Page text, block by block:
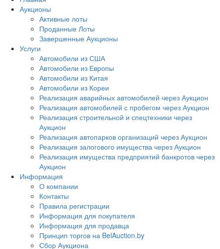
Аукционы
Активные лоты
Проданные Лоты
Завершенные Аукционы
Услуги
Автомобили из США
Автомобили из Европы
Автомобили из Китая
Автомобили из Кореи
Реализация аварийных автомобилей через Аукцион
Реализация автомобилей с пробегом через Аукцион
Реализация строительной и спецтехники через
Аукцион
Реализация автопарков организаций через Аукцион
Реализация залогового имущества через Аукцион
Реализация имущества предприятий банкротов через
Аукцион
Информация
О компании
Контакты
Правила регистрации
Информация для покупателя
Информация для продавца
Принцип торгов на BelAuction.by
Сбор Аукциона